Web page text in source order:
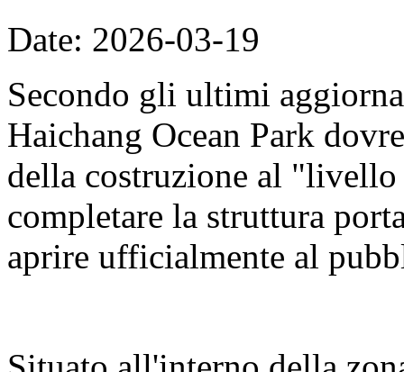
Date: 2026-03-19
Secondo gli ultimi
Haichang Ocean Park
della costruzione al "livello
completare la struttura
aprire ufficialmente al